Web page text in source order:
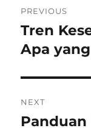
PREVIOUS
Previous
post:
Tren
Apa
NEXT
Next